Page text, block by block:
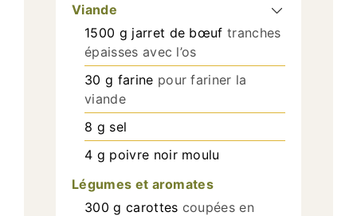
Viande
1500 g jarret de bœuf tranches
épaisses avec l’os
30 g farine pour fariner la
viande
8 g sel
4 g poivre noir moulu
Légumes et aromates
300 g carottes coupées en